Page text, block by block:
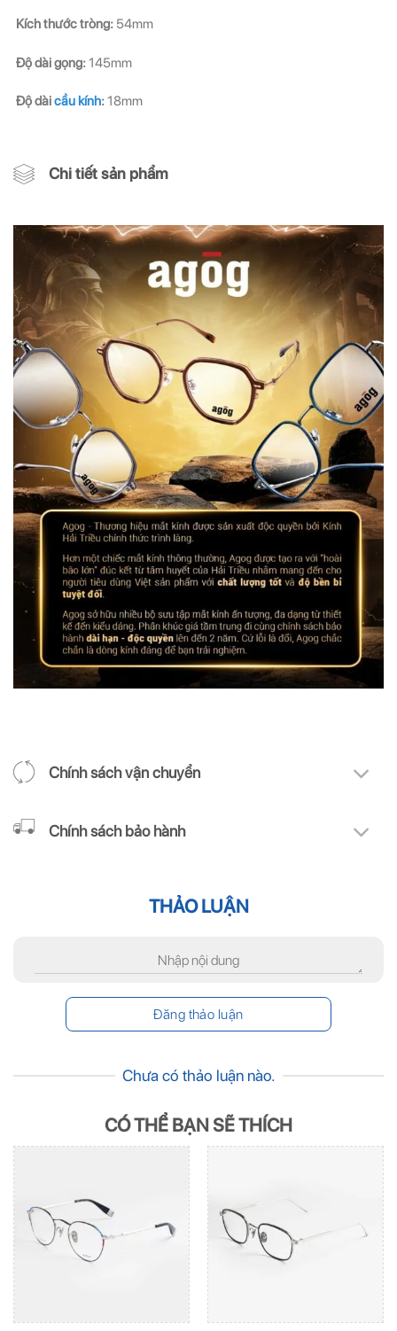
Kích thước tròng: 54mm
Độ dài gọng:145mm
Độ dàicầu kính:18mm
Chi tiết sản phẩm
Chính sách vận chuyển
Chính sách bảo hành
THẢO LUẬN
Chưa có thảo luận nào.
CÓ THỂ BẠN SẼ THÍCH